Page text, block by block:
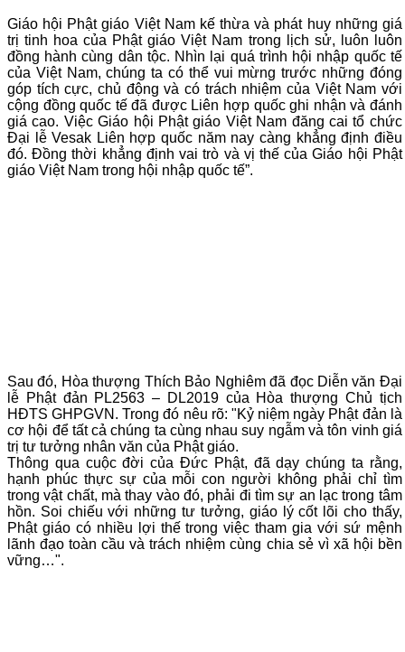
Giáo hội Phật giáo Việt Nam kế thừa và phát huy những giá
trị tinh hoa của Phật giáo Việt Nam trong lịch sử, luôn luôn
đồng hành cùng dân tộc. Nhìn lại quá trình hội nhập quốc tế
của Việt Nam, chúng ta có thể vui mừng trước những đóng
góp tích cực, chủ động và có trách nhiệm của Việt Nam với
cộng đồng quốc tế đã được Liên hợp quốc ghi nhận và đánh
giá cao. Việc Giáo hội Phật giáo Việt Nam đăng cai tổ chức
Đại lễ Vesak Liên hợp quốc năm nay càng khẳng định điều
đó. Đồng thời khẳng định vai trò và vị thế của Giáo hội Phật
giáo Việt Nam trong hội nhập quốc tế”.
Sau đó, Hòa thượng Thích Bảo Nghiêm đã đọc Diễn văn Đại
lễ Phật đản PL2563 – DL2019 của Hòa thượng Chủ tịch
HĐTS GHPGVN. Trong đó nêu rõ: "Kỷ niệm ngày Phật đản là
cơ hội để tất cả chúng ta cùng nhau suy ngẫm và tôn vinh giá
trị tư tưởng nhân văn của Phật giáo.
Thông qua cuộc đời của Đức Phật, đã dạy chúng ta rằng,
hạnh phúc thực sự của mỗi con người không phải chỉ tìm
trong vật chất, mà thay vào đó, phải đi tìm sự an lạc trong tâm
hồn. Soi chiếu với những tư tưởng, giáo lý cốt lõi cho thấy,
Phật giáo có nhiều lợi thế trong việc tham gia với sứ mệnh
lãnh đạo toàn cầu và trách nhiệm cùng chia sẻ vì xã hội bền
vững…".